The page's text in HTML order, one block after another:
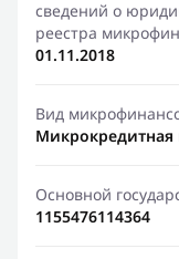
сведений о
реестра
01.11.2018
Вид
Микрокредитная
Основной
1155476114364